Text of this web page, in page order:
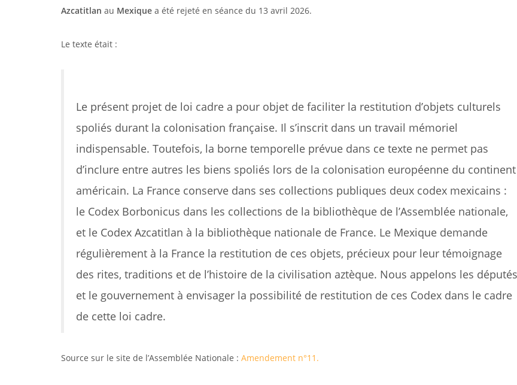
Azcatitlan au Mexique a été rejeté en séance du 13 avril 2026.
Le texte était :
Le présent projet de loi cadre a pour objet de faciliter la restitution d’objets culturels
spoliés durant la colonisation française. Il s’inscrit dans un travail mémoriel
indispensable. Toutefois, la borne temporelle prévue dans ce texte ne permet pas
d’inclure entre autres les biens spoliés lors de la colonisation européenne du continent
américain. La France conserve dans ses collections publiques deux codex mexicains :
le Codex Borbonicus dans les collections de la bibliothèque de l’Assemblée nationale,
et le Codex Azcatitlan à la bibliothèque nationale de France. Le Mexique demande
régulièrement à la France la restitution de ces objets, précieux pour leur témoignage
des rites, traditions et de l’histoire de la civilisation aztèque. Nous appelons les députés
et le gouvernement à envisager la possibilité de restitution de ces Codex dans le cadre
de cette loi cadre.
Source sur le site de l’Assemblée Nationale : Amendement n°11.